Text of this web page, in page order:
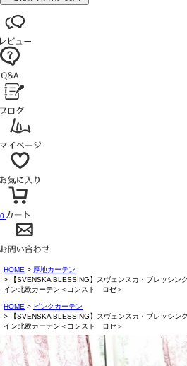
0
HOME
厚地カーテン
【SVENSKA BLESSING】スヴェンスカ・ブレッシ
イン北欧カーテン＜コンスト ロゼ＞
HOME
ピンクカーテン
【SVENSKA BLESSING】スヴェンスカ・ブレッシ
イン北欧カーテン＜コンスト ロゼ＞